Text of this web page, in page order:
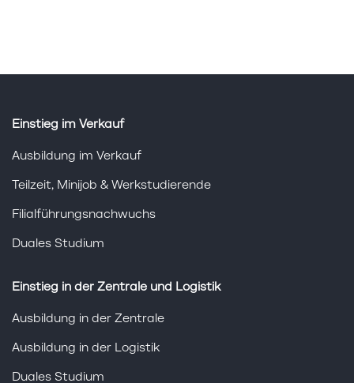
Einstieg im Verkauf
Ausbildung im Verkauf
Teilzeit, Minijob & Werkstudierende
Filialführungsnachwuchs
Duales Studium
Einstieg in der Zentrale und Logistik
Ausbildung in der Zentrale
Ausbildung in der Logistik
Duales Studium